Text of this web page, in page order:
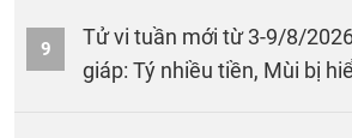
9
Tử vi tuần mới từ 3-9/8/
giáp: Tý nhiều tiền, Mùi bị